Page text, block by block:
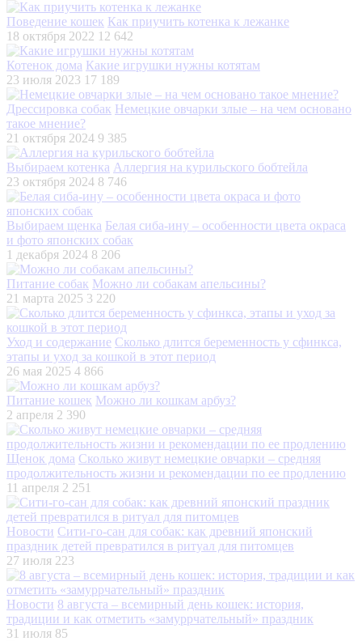
Поведение кошек Как приучить котенка к лежанке
18 октября 2022 12 642
Котенок дома Какие игрушки нужны котятам
23 июля 2023 17 189
Дрессировка собак Немецкие овчарки злые – на чем основано
такое мнение?
21 октября 2024 9 385
Выбираем котенка Аллергия на курильского бобтейла
23 октября 2024 8 746
Выбираем щенка Белая сиба-ину – особенности цвета окраса
и фото японских собак
1 декабря 2024 8 206
Питание собак Можно ли собакам апельсины?
21 марта 2025 3 220
Уход и содержание Сколько длится беременность у сфинкса,
этапы и уход за кошкой в этот период
26 мая 2025 4 866
Питание кошек Можно ли кошкам арбуз?
2 апреля 2 390
Щенок дома Сколько живут немецкие овчарки – средняя
продолжительность жизни и рекомендации по ее продлению
11 апреля 2 251
Новости Сити-го-сан для собак: как древний японский
праздник детей превратился в ритуал для питомцев
27 июля 223
Новости 8 августа – всемирный день кошек: история,
традиции и как отметить «замуррчательный» праздник
31 июля 85